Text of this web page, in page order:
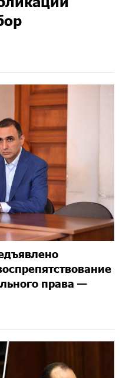
права —